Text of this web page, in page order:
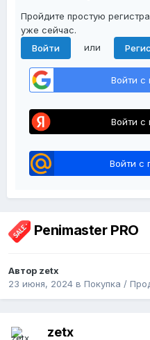
Пройдите простую
уже сейчас.
Войти
или
Войти с
Войти с
Войти с
Penimaster PRO
Автор zetx
23 июня, 2024 в Покупка /
zetx